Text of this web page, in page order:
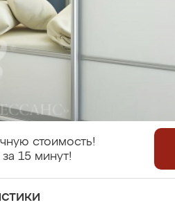
стоимость!
15 минут!